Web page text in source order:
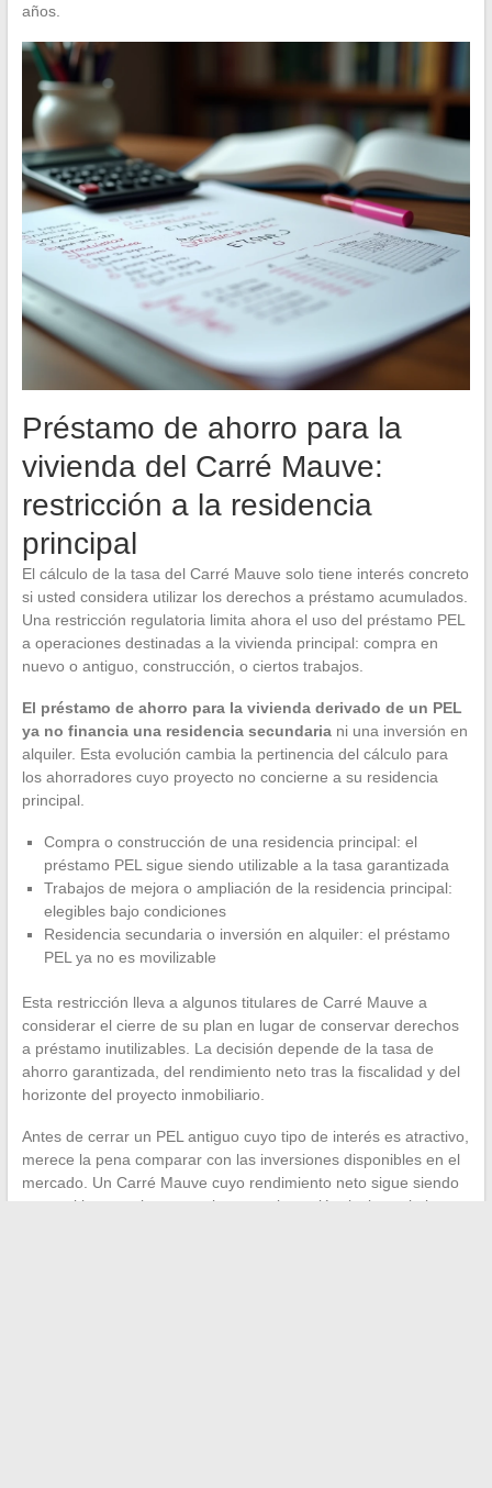
años.
Préstamo de ahorro para la
vivienda del Carré Mauve:
restricción a la residencia
principal
El cálculo de la tasa del Carré Mauve solo tiene interés concreto
si usted considera utilizar los derechos a préstamo acumulados.
Una restricción regulatoria limita ahora el uso del préstamo PEL
a operaciones destinadas a la vivienda principal: compra en
nuevo o antiguo, construcción, o ciertos trabajos.
El préstamo de ahorro para la vivienda derivado de un PEL
ya no financia una residencia secundariani una inversión en
alquiler. Esta evolución cambia la pertinencia del cálculo para
los ahorradores cuyo proyecto no concierne a su residencia
principal.
Compra o construcción de una residencia principal: el
préstamo PEL sigue siendo utilizable a la tasa garantizada
Trabajos de mejora o ampliación de la residencia principal:
elegibles bajo condiciones
Residencia secundaria o inversión en alquiler: el préstamo
PEL ya no es movilizable
Esta restricción lleva a algunos titulares de Carré Mauve a
considerar el cierre de su plan en lugar de conservar derechos
a préstamo inutilizables. La decisión depende de la tasa de
ahorro garantizada, del rendimiento neto tras la fiscalidad y del
horizonte del proyecto inmobiliario.
Antes de cerrar un PEL antiguo cuyo tipo de interés es atractivo,
merece la pena comparar con las inversiones disponibles en el
mercado. Un Carré Mauve cuyo rendimiento neto sigue siendo
competitivo mantiene su valor como inversión, incluso si el